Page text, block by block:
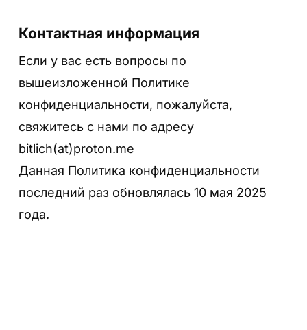
Контактная информация
Если у вас есть вопросы по
вышеизложенной Политике
конфиденциальности, пожалуйста,
свяжитесь с нами по адресу
bitlich(at)proton.me
Данная Политика конфиденциальности
последний раз обновлялась 10 мая 2025
года.